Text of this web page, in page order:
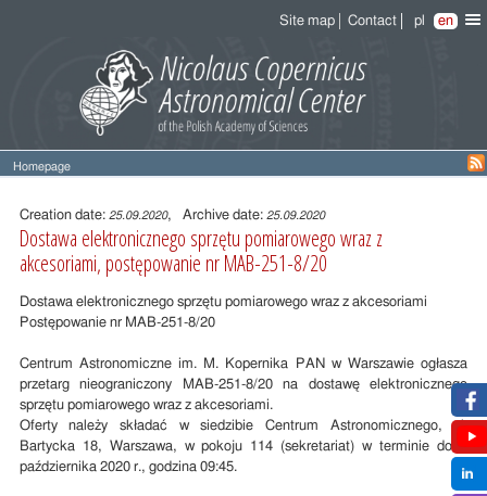
Site map Contact pl en
Homepage
Entry
content
Creation date: 25.09.2020, Archive date: 25.09.2020
Dostawa elektronicznego sprzętu pomiarowego wraz z
akcesoriami, postępowanie nr MAB-251-8/20
Dostawa elektronicznego sprzętu pomiarowego wraz z akcesoriami
Postępowanie nr MAB-251-8/20
Centrum Astronomiczne im. M. Kopernika PAN w Warszawie ogłasza
przetarg nieograniczony MAB-251-8/20 na dostawę elektronicznego
sprzętu pomiarowego wraz z akcesoriami.
Oferty należy składać w siedzibie Centrum Astronomicznego, ul.
Bartycka 18, Warszawa, w pokoju 114 (sekretariat) w terminie do 9
października 2020 r., godzina 09:45.